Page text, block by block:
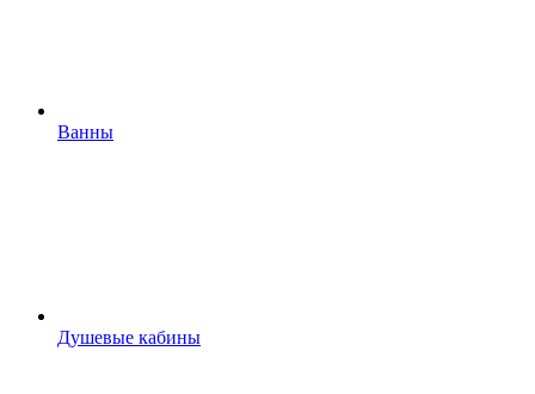
Ванны
Душевые кабины